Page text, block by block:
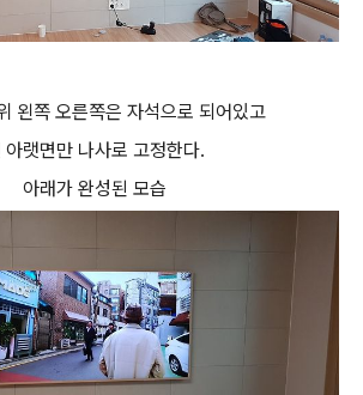
왼쪽 오른쪽은 자석으로 되어있고
아랫면만 나사로 고정한다.
아래가 완성된 모습